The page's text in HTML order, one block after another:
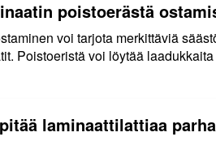
poistoerästä
voi tarjota merkittäviä
Poistoeristä voi löytää
laminaattilattiaa